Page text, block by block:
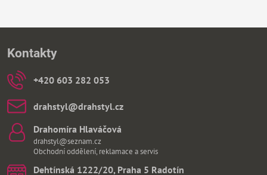
Kontakty
+420 603 282 053
drahstyl​@drahstyl​.cz
Drahomíra Hlaváčová
drahstyl@seznam.cz
Obchodní oddělení, reklamace a servis
Dehtínská 1222/20, Praha 5 Radotín